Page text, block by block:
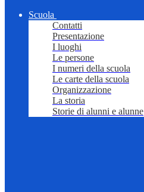
Scuola
Contatti
Presentazione
I luoghi
Le persone
I numeri della scuola
Le carte della scuola
Organizzazione
La storia
Storie di alunni e alunne